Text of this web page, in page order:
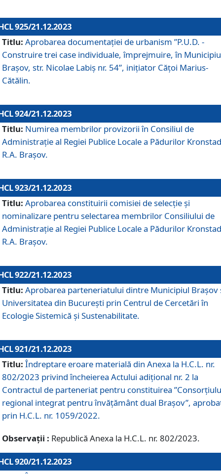
925/21.12.2023
Titlu: Aprobarea documentaţiei de urbanism ”P.U.D. -
Construire trei case individuale, împrejmuire, în
Brașov, str. Nicolae Labiș nr. 54”, inițiator Cățoi Marius-
Cătălin.
924/21.12.2023
Titlu: Numirea membrilor provizorii în Consiliul de
Administraţie al Regiei Publice Locale a Pădurilor
R.A. Brașov.
923/21.12.2023
Titlu: Aprobarea constituirii comisiei de selecție și
nominalizare pentru selectarea membrilor Consiliului de
Administrație al Regiei Publice Locale a Pădurilor
R.A. Brașov.
922/21.12.2023
Titlu: Aprobarea parteneriatului dintre Municipiul Brașov
Universitatea din București prin Centrul de Cercetări în
Ecologie Sistemică și Sustenabilitate.
921/21.12.2023
Titlu: Îndreptare eroare materială din Anexa la H.C.L. nr.
802/2023 privind încheierea Actului adițional nr. 2 la
Contractul de parteneriat pentru constituirea
regional integrat pentru învățământ dual Brașov”,
prin H.C.L. nr. 1059/2022.
Observații : Republică Anexa la H.C.L. nr. 802/2023.
920/21.12.2023